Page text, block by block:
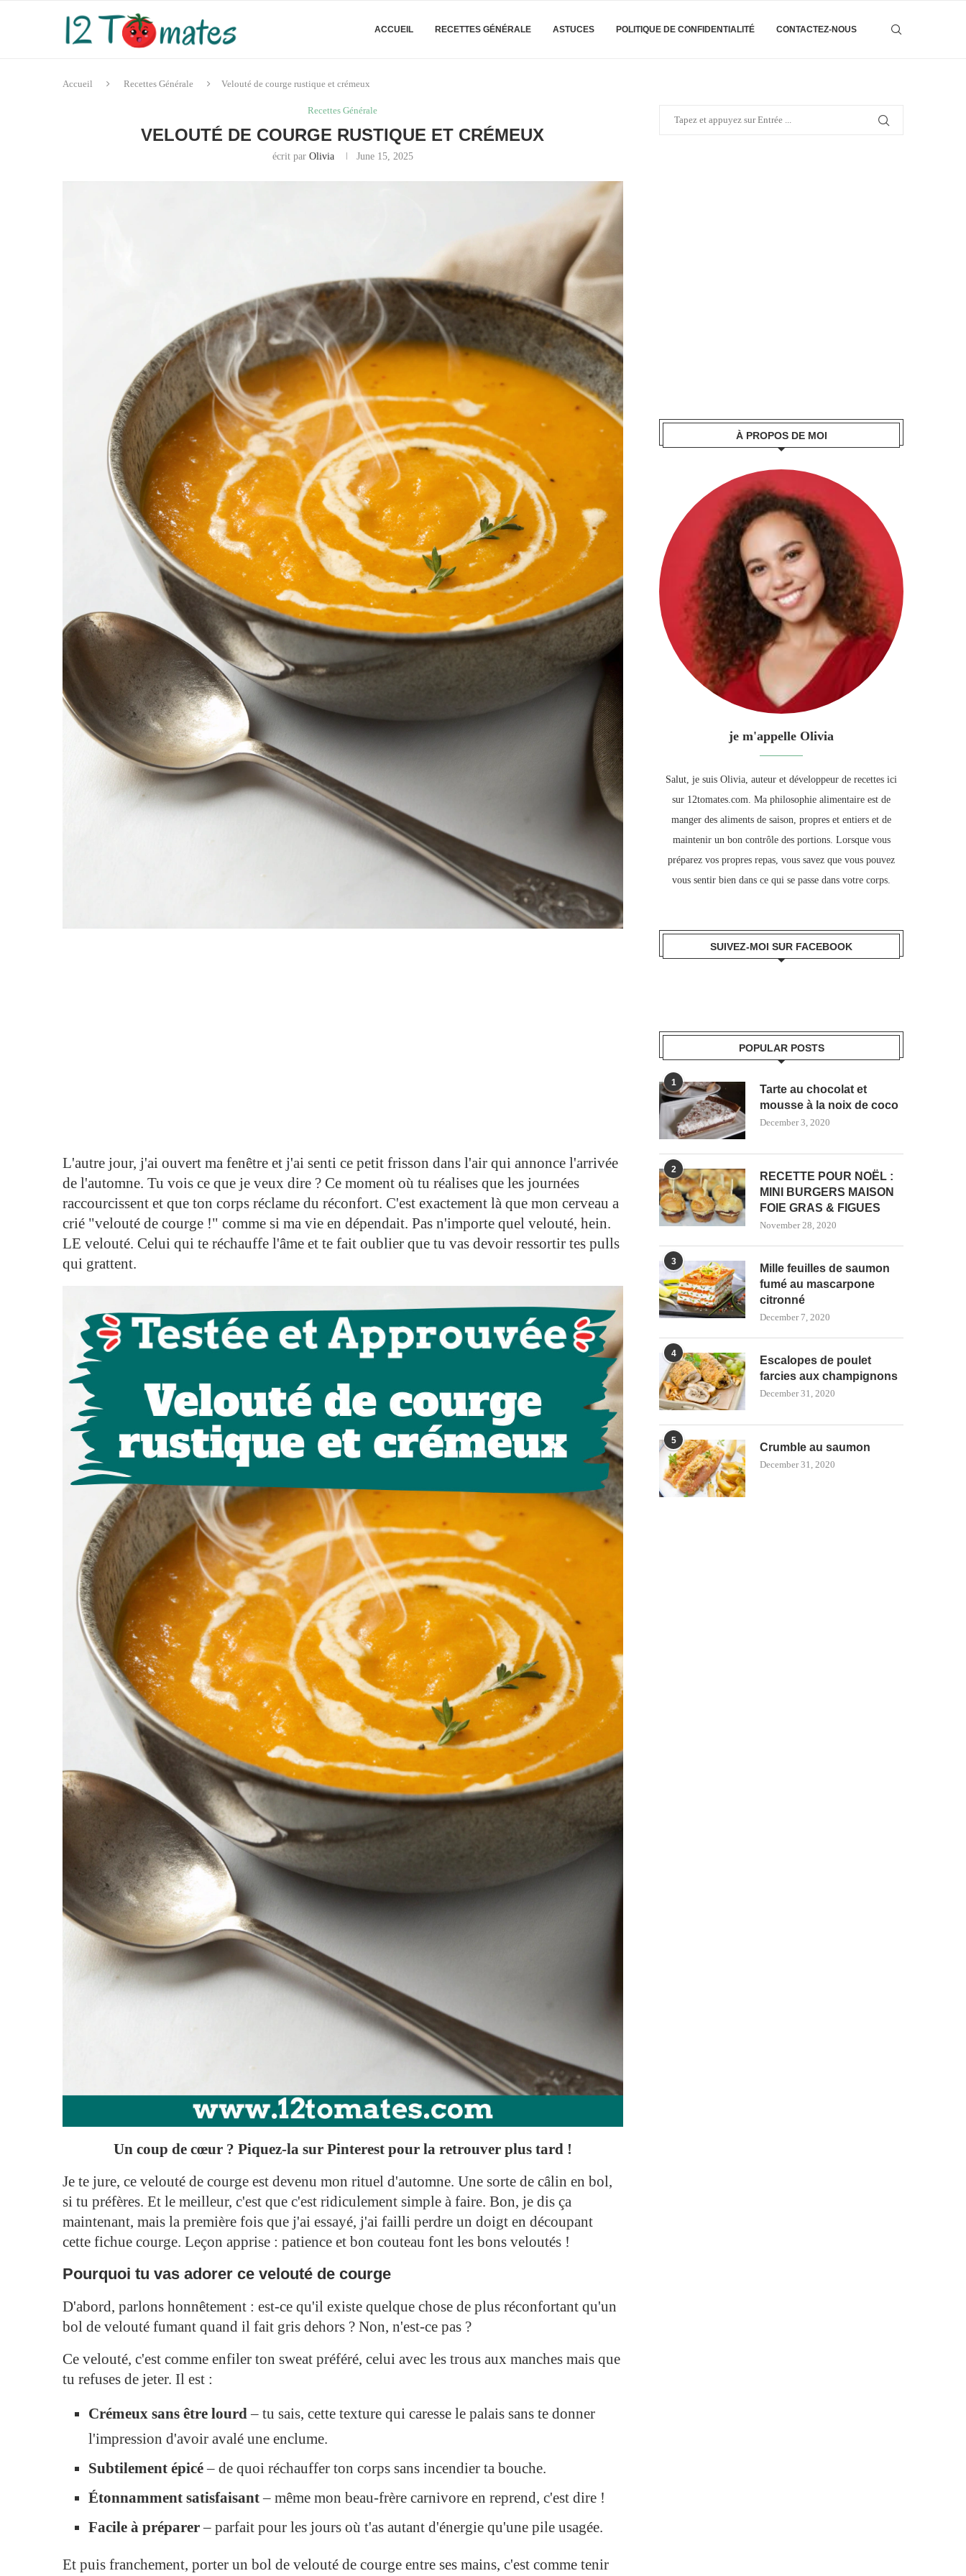
ACCUEIL RECETTES GÉNÉRALE ASTUCES POLITIQUE DE CONFIDENTIALITÉ CONTACTEZ-NOUS
Accueil Recettes Générale Velouté de courge rustique et crémeux
Recettes Générale
VELOUTÉ DE COURGE RUSTIQUE ET CRÉMEUX
écrit par Olivia June 15, 2025
L'autre jour, j'ai ouvert ma fenêtre et j'ai senti ce petit frisson dans l'air qui annonce l'arrivée
de l'automne. Tu vois ce que je veux dire ? Ce moment où tu réalises que les journées
raccourcissent et que ton corps réclame du réconfort. C'est exactement là que mon cerveau a
crié "velouté de courge !" comme si ma vie en dépendait. Pas n'importe quel velouté, hein.
LE velouté. Celui qui te réchauffe l'âme et te fait oublier que tu vas devoir ressortir tes pulls
qui grattent.
Un coup de cœur ? Piquez-la sur Pinterest pour la retrouver plus tard !
Je te jure, ce velouté de courge est devenu mon rituel d'automne. Une sorte de câlin en bol,
si tu préfères. Et le meilleur, c'est que c'est ridiculement simple à faire. Bon, je dis ça
maintenant, mais la première fois que j'ai essayé, j'ai failli perdre un doigt en découpant
cette fichue courge. Leçon apprise : patience et bon couteau font les bons veloutés !
Pourquoi tu vas adorer ce velouté de courge
D'abord, parlons honnêtement : est-ce qu'il existe quelque chose de plus réconfortant qu'un
bol de velouté fumant quand il fait gris dehors ? Non, n'est-ce pas ?
Ce velouté, c'est comme enfiler ton sweat préféré, celui avec les trous aux manches mais que
tu refuses de jeter. Il est :
Crémeux sans être lourd – tu sais, cette texture qui caresse le palais sans te donner
l'impression d'avoir avalé une enclume.
Subtilement épicé– de quoi réchauffer ton corps sans incendier ta bouche.
Étonnamment satisfaisant– même mon beau-frère carnivore en reprend, c'est dire !
Facile à préparer– parfait pour les jours où t'as autant d'énergie qu'une pile usagée.
Et puis franchement, porter un bol de velouté de courge entre ses mains, c'est comme tenir
À PROPOS DE MOI
je m'appelle Olivia
Salut, je suis Olivia, auteur et développeur de recettes ici
sur 12tomates.com. Ma philosophie alimentaire est de
manger des aliments de saison, propres et entiers et de
maintenir un bon contrôle des portions. Lorsque vous
préparez vos propres repas, vous savez que vous pouvez
vous sentir bien dans ce qui se passe dans votre corps.
SUIVEZ-MOI SUR FACEBOOK
POPULAR POSTS
1
Tarte au chocolat et
mousse à la noix de coco
December 3, 2020
2
RECETTE POUR NOËL :
MINI BURGERS MAISON
FOIE GRAS & FIGUES
November 28, 2020
3
Mille feuilles de saumon
fumé au mascarpone
citronné
December 7, 2020
4
Escalopes de poulet
farcies aux champignons
December 31, 2020
5
Crumble au saumon
December 31, 2020